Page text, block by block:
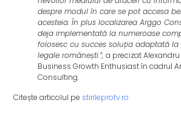
despre modul în care se pot accesa
acesteia. În plus localizarea Arggo
deja implementată la numeroase
folosesc cu succes soluția adaptată la
legale românești.”,a precizat Alexandru
Business Growth Enthusiast în cadrul
Consulting.
Citește articolul pe stirileprotv.ro